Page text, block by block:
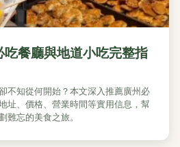
餐廳與地道小吃完整指
不知從何開始？本文深入推薦廣州必
址、價格、營業時間等實用信息，幫
難忘的美食之旅。